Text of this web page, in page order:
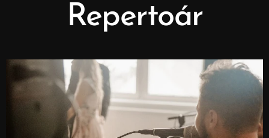
Repertoár